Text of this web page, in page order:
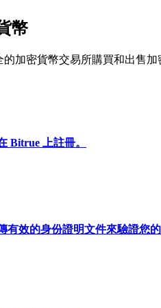
分析
幣
的加密貨幣交易所購買和出售加
Bitrue 上註冊。
有效的身份證明文件來驗證您的